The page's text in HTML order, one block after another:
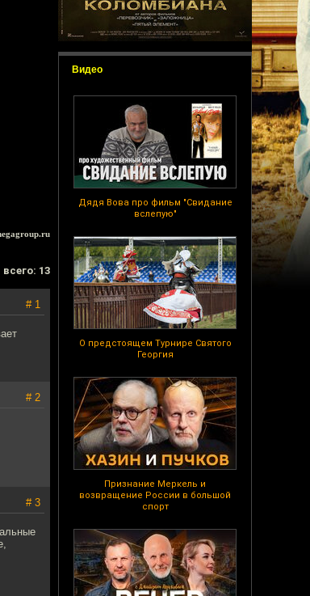
Видео
Дядя Вова про фильм "Свидание
вслепую"
О предстоящем Турнире Святого
Георгия
Признание Меркель и
возвращение России в большой
спорт
всего: 13
# 1
# 2
# 3